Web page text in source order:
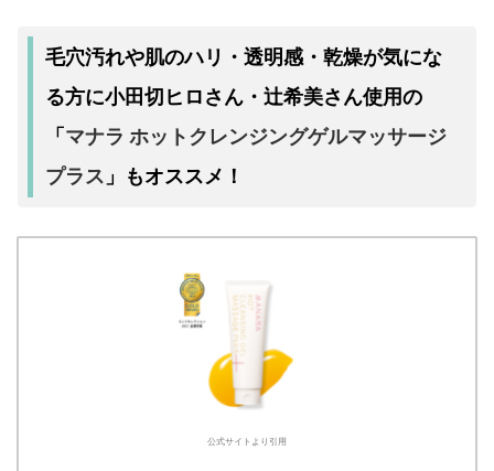
毛穴汚れや肌のハリ・透明感・乾燥が気にな
る方に小田切ヒロさん・辻希美さん使用の
「 マナラ ホットクレンジングゲルマッサージ
プラス 」もオススメ！
公式サイトより引用